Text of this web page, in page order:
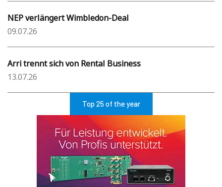
NEP verlängert Wimbledon-Deal
09.07.26
Arri trennt sich von Rental Business
13.07.26
Top 25 of the year